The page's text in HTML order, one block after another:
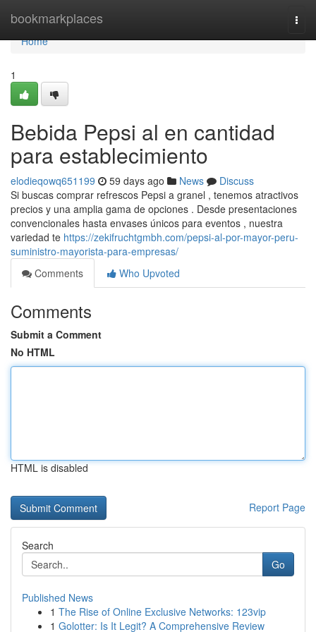
bookmarkplaces
Home
Home
1
Bebida Pepsi al en cantidad
para establecimiento
elodieqowq651199 59 days ago News
Discuss
Si buscas comprar refrescos Pepsi a granel , tenemos atractivos
precios y una amplia gama de opciones . Desde presentaciones
convencionales hasta envases únicos para eventos , nuestra
variedad te https://zekifruchtgmbh.com/pepsi-al-por-mayor-peru-
suministro-mayorista-para-empresas/
Comments
Who Upvoted
Comments
Submit a Comment
No HTML
HTML is disabled
Report Page
Search
Go
Published News
1 The Rise of Online Exclusive Networks: 123vip
1 Golotter: Is It Legit? A Comprehensive Review